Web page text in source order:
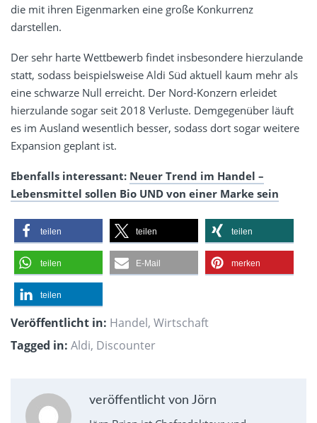
die mit ihren Eigenmarken eine große Konkurrenz
darstellen.
Der sehr harte Wettbewerb findet insbesondere hierzulande
statt, sodass beispielsweise Aldi Süd aktuell kaum mehr als
eine schwarze Null erreicht. Der Nord-Konzern erleidet
hierzulande sogar seit 2018 Verluste. Demgegenüber läuft
es im Ausland wesentlich besser, sodass dort sogar weitere
Expansion geplant ist.
Ebenfalls interessant: Neuer Trend im Handel –
Lebensmittel sollen Bio UND von einer Marke sein
teilen teilen teilen
teilen E-Mail merken
teilen
Veröffentlicht in: Handel, Wirtschaft
Tagged in: Aldi, Discounter
veröffentlicht von Jörn